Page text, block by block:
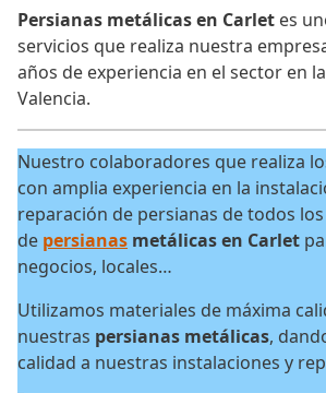
Persianas metálicas en Carlet es
servicios que realiza nuestra
años de experiencia en el sector en
Valencia.
Nuestro colaboradores que realiza
con amplia experiencia en la
reparación de persianas de todos
de persianas metálicas en Carlet
negocios, locales…
Utilizamos materiales de máxima
nuestras persianas metálicas,
calidad a nuestras instalaciones y